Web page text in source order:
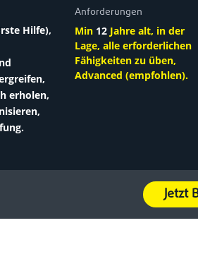
Hilfe),
erholen,
Anforderungen
Min 12 Jahre alt, in der
Lage, alle erforderlichen
Fähigkeiten zu üben,
Advanced (empfohlen).
Jetzt